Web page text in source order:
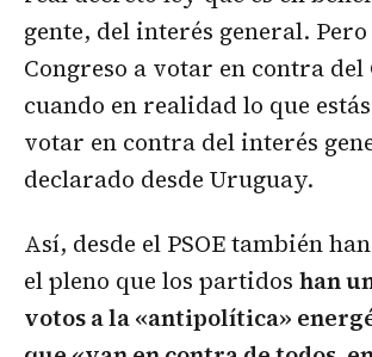
gente, del interés general.
Congreso a votar en contra del
cuando en realidad lo que
votar en contra del interés
declarado desde Uruguay.
Así, desde el PSOE también
el pleno que los partidos han
votos a la «antipolítica»